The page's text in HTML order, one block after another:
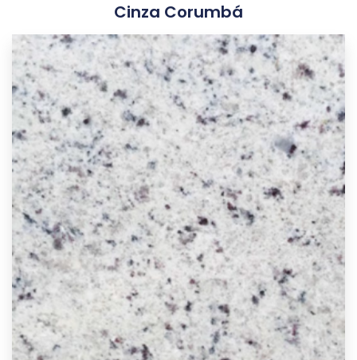
Cinza Corumbá